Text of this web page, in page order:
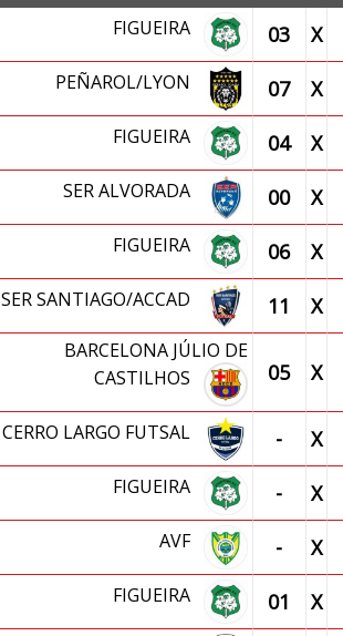
FIGUEIRA 03 X
PEÑAROL/LYON 07 X
FIGUEIRA 04 X
SER ALVORADA 00 X
FIGUEIRA 06 X
SER SANTIAGO/ACCAD 11 X
BARCELONA JÚLIO DE
CASTILHOS
05 X
CERRO LARGO FUTSAL - X
FIGUEIRA - X
AVF - X
FIGUEIRA 01 X